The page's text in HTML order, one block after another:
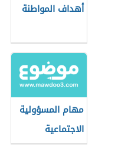
أهداف المواطنة
مهام المسؤولية
الاجتماعية